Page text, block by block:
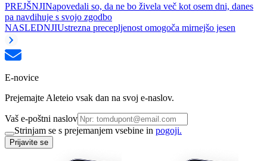
PREJŠNJINapovedali so, da ne bo živela več kot osem dni, danes
pa navdihuje s svojo zgodbo
NASLEDNJIUstrezna precepljenost omogoča mirnejšo jesen
E-novice
Prejemajte Aleteio vsak dan na svoj e-naslov.
Vaš e-poštni naslov
Strinjam se s prejemanjem vsebine in pogoji.
Prijavite se